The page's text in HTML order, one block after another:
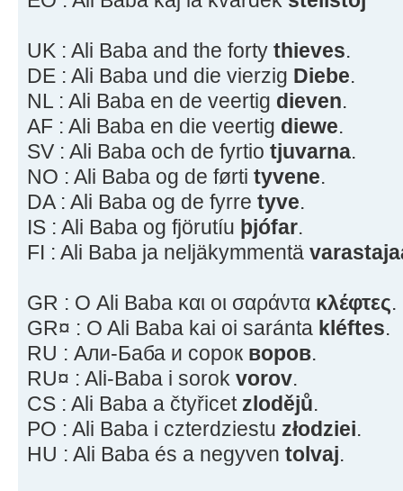
UK : Ali Baba and the forty thieves.
DE : Ali Baba und die vierzig Diebe.
NL : Ali Baba en de veertig dieven.
AF : Ali Baba en die veertig diewe.
SV : Ali Baba och de fyrtio tjuvarna.
NO : Ali Baba og de førti tyvene.
DA : Ali Baba og de fyrre tyve.
IS : Ali Baba og fjörutíu þjófar.
FI : Ali Baba ja neljäkymmentä
GR : Ο Ali Baba και οι σαράντα κλέφτες.
GR¤ : O Ali Baba kai oi saránta kléftes.
RU : Али-Баба и сорок воров.
RU¤ : Ali-Baba i sorok vorov.
CS : Ali Baba a čtyřicet zlodějů.
PO : Ali Baba i czterdziestu złodziei.
HU : Ali Baba és a negyven tolvaj.